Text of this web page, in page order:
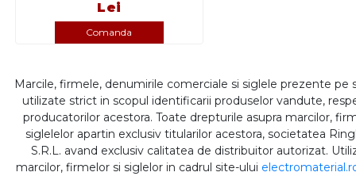
Lei
Comanda
Marcile, firmele, denumirile comerciale si siglele prezente pe
utilizate strict in scopul identificarii produselor vandute,
producatorilor acestora. Toate drepturile asupra marcilor,
siglelelor apartin exclusiv titularilor acestora, societatea
S.R.L. avand exclusiv calitatea de distribuitor autorizat.
marcilor, firmelor si siglelor in cadrul site-ului